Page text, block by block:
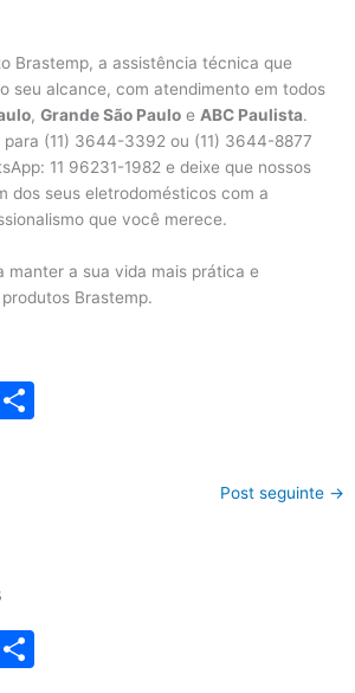
Brastemp, a assistência técnica que
seu alcance, com atendimento em todos
,Grande São Paulo e ABC Paulista.
para (11) 3644-3392 ou (11) 3644-8877
11 96231-1982 e deixe que nossos
dos seus eletrodomésticos com a
que você merece.
manter a sua vida mais prática e
Brastemp.
Post seguinte →